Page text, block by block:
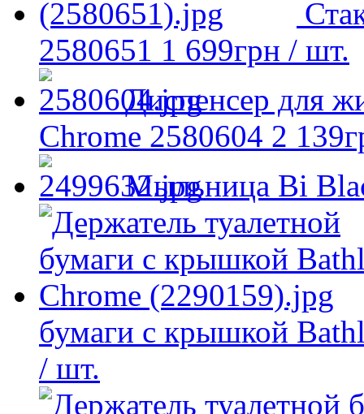
2580651 1 699грн / шт.
Диспенсер для
Chrome 2580604 2 139
Мыльница Bi
бумаги с крышкой
/ шт.